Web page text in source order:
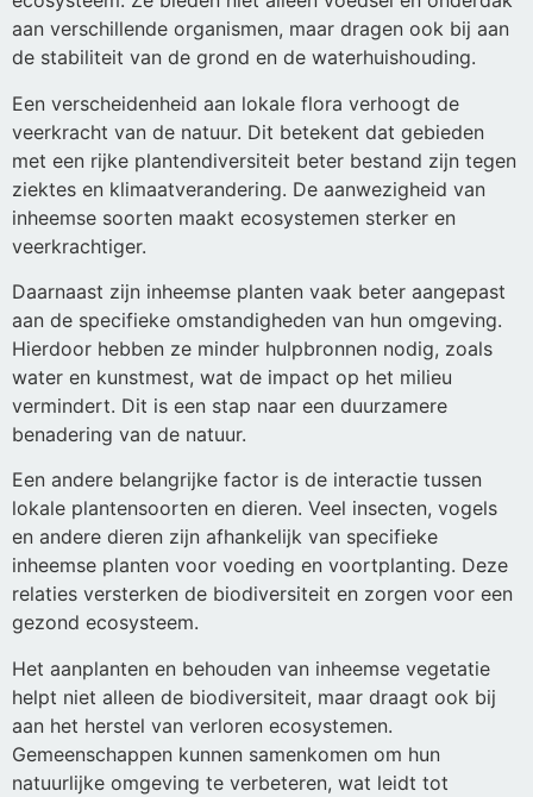
aan verschillende organismen, maar dragen ook bij aan
de stabiliteit van de grond en de waterhuishouding.
Een verscheidenheid aan lokale flora verhoogt de
veerkracht van de natuur. Dit betekent dat gebieden
met een rijke plantendiversiteit beter bestand zijn tegen
ziektes en klimaatverandering. De aanwezigheid van
inheemse soorten maakt ecosystemen sterker en
veerkrachtiger.
Daarnaast zijn inheemse planten vaak beter aangepast
aan de specifieke omstandigheden van hun omgeving.
Hierdoor hebben ze minder hulpbronnen nodig, zoals
water en kunstmest, wat de impact op het milieu
vermindert. Dit is een stap naar een duurzamere
benadering van de natuur.
Een andere belangrijke factor is de interactie tussen
lokale plantensoorten en dieren. Veel insecten, vogels
en andere dieren zijn afhankelijk van specifieke
inheemse planten voor voeding en voortplanting. Deze
relaties versterken de biodiversiteit en zorgen voor een
gezond ecosysteem.
Het aanplanten en behouden van inheemse vegetatie
helpt niet alleen de biodiversiteit, maar draagt ook bij
aan het herstel van verloren ecosystemen.
Gemeenschappen kunnen samenkomen om hun
natuurlijke omgeving te verbeteren, wat leidt tot